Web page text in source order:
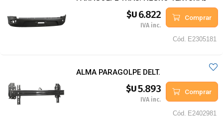
$U6.822
IVA inc.
Comprar
Cód. E2305181
ALMA PARAGOLPE DELT.
$U5.893
IVA inc.
Comprar
Cód. E2402981